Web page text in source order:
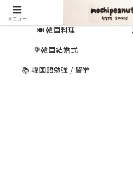
🍽 韓国料理
💐韓国結婚式
📚 韓国語勉強 / 留学
メニュー